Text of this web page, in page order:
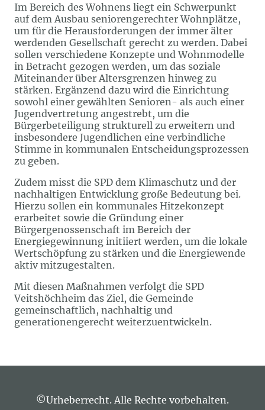
Im Bereich des Wohnens liegt ein Schwerpunkt
auf dem Ausbau seniorengerechter Wohnplätze,
um für die Herausforderungen der immer älter
werdenden Gesellschaft gerecht zu werden. Dabei
sollen verschiedene Konzepte und Wohnmodelle
in Betracht gezogen werden, um das soziale
Miteinander über Altersgrenzen hinweg zu
stärken. Ergänzend dazu wird die Einrichtung
sowohl einer gewählten Senioren- als auch einer
Jugendvertretung angestrebt, um die
Bürgerbeteiligung strukturell zu erweitern und
insbesondere Jugendlichen eine verbindliche
Stimme in kommunalen Entscheidungsprozessen
zu geben.
Zudem misst die SPD dem Klimaschutz und der
nachhaltigen Entwicklung große Bedeutung bei.
Hierzu sollen ein kommunales Hitzekonzept
erarbeitet sowie die Gründung einer
Bürgergenossenschaft im Bereich der
Energiegewinnung initiiert werden, um die lokale
Wertschöpfung zu stärken und die Energiewende
aktiv mitzugestalten.
Mit diesen Maßnahmen verfolgt die SPD
Veitshöchheim das Ziel, die Gemeinde
gemeinschaftlich, nachhaltig und
generationengerecht weiterzuentwickeln.
©Urheberrecht. Alle Rechte vorbehalten.